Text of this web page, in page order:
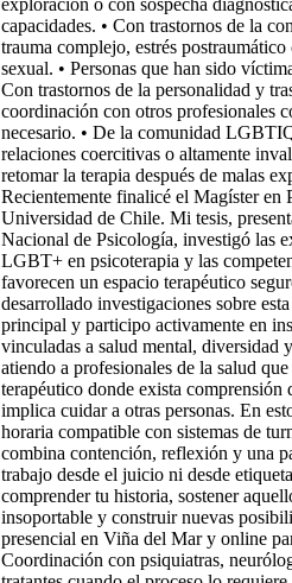
exploración o con sospecha
capacidades. • Con trastornos de la
trauma complejo, estrés
sexual. • Personas que han sido
Con trastornos de la personalidad y
coordinación con otros profesionales
necesario. • De la comunidad
relaciones coercitivas o altamente
retomar la terapia después de malas
Recientemente finalicé el Magíster en
Universidad de Chile. Mi tesis,
Nacional de Psicología, investigó las
LGBT+ en psicoterapia y las
favorecen un espacio terapéutico
desarrollado investigaciones sobre
principal y participo activamente en
vinculadas a salud mental, diversidad
atiendo a profesionales de la salud
terapéutico donde exista
implica cuidar a otras personas. En
horaria compatible con sistemas de
combina contención, reflexión y una
trabajo desde el juicio ni desde
comprender tu historia, sostener
insoportable y construir nuevas
presencial en Viña del Mar y online
Coordinación con psiquiatras,